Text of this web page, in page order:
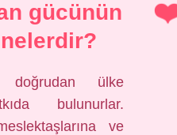
gücünün
doğrudan ülke
bulunurlar.
ve